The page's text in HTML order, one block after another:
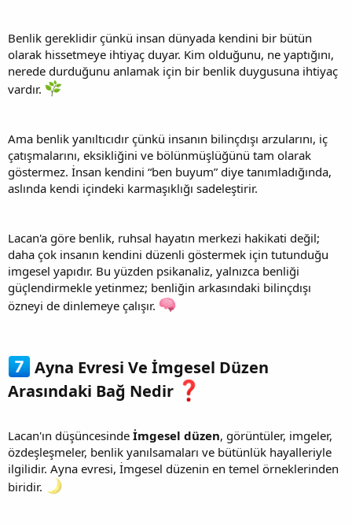
Benlik gereklidir çünkü insan dünyada kendini bir bütün
olarak hissetmeye ihtiyaç duyar. Kim olduğunu, ne yaptığını,
nerede durduğunu anlamak için bir benlik duygusuna ihtiyaç
vardır.
Ama benlik yanıltıcıdır çünkü insanın bilinçdışı arzularını, iç
çatışmalarını, eksikliğini ve bölünmüşlüğünü tam olarak
göstermez. İnsan kendini “ben buyum” diye tanımladığında,
aslında kendi içindeki karmaşıklığı sadeleştirir.
Lacan'a göre benlik, ruhsal hayatın merkezi hakikati değil;
daha çok insanın kendini düzenli göstermek için tutunduğu
imgesel yapıdır. Bu yüzden psikanaliz, yalnızca benliği
güçlendirmekle yetinmez; benliğin arkasındaki bilinçdışı
özneyi de dinlemeye çalışır.
Ayna Evresi Ve İmgesel Düzen
Arasındaki Bağ Nedir
Lacan'ın düşüncesinde İmgesel düzen, görüntüler, imgeler,
özdeşleşmeler, benlik yanılsamaları ve bütünlük hayalleriyle
ilgilidir. Ayna evresi, İmgesel düzenin en temel örneklerinden
biridir.